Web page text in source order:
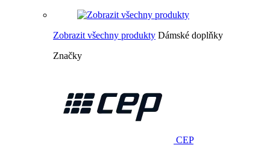
Zobrazit všechny produkty Dámské doplňky
Značky
CEP